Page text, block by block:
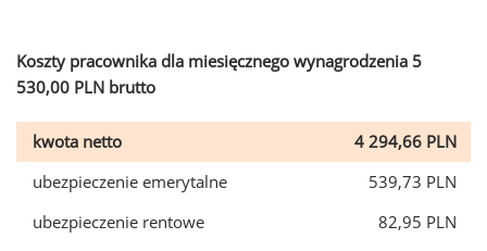
Koszty pracownika dla miesięcznego wynagrodzenia 5
530,00 PLN brutto
kwota netto
4 294,66 PLN
ubezpieczenie emerytalne
539,73 PLN
ubezpieczenie rentowe
82,95 PLN